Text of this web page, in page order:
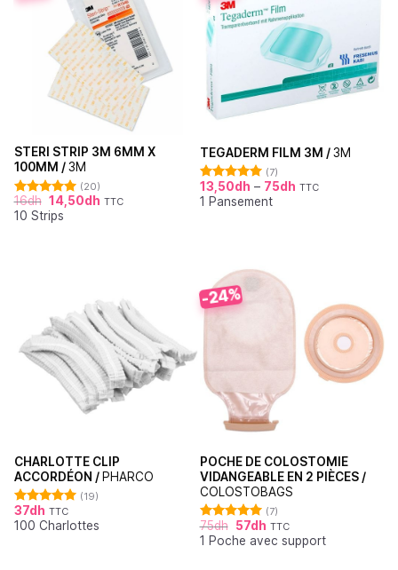
STERI STRIP 3M 6MM X
100MM /3M
Note
4.95
sur 5
(20)
16dh 14,50dh TTC
10 Strips
TEGADERM FILM 3M /3M
Note5.00
sur 5
(7)
13,50dh – 75dh TTC
1 Pansement
CHARLOTTE CLIP
ACCORDÉON / PHARCO
Note4.95
sur 5
(19)
37dh TTC
100 Charlottes
-24%
POCHE DE COLOSTOMIE
VIDANGEABLE EN 2 PIÈCES /
COLOSTOBAGS
Note
5.00
sur 5
(7)
75dh 57dh TTC
1 Poche avec support